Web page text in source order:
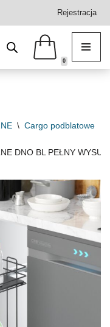
Rejestracja
0
\ Cargo podblatowe
DNO BL PEŁNY